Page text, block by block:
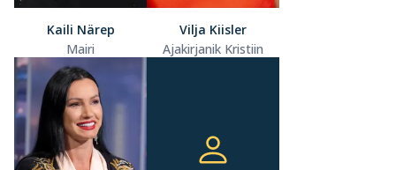
Kaili Närep
Mairi
Vilja Kiisler
Ajakirjanik Kristiin